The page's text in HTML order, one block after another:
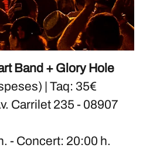
Band + Glory Hole
| Taq: 35€
Carrilet 235 - 08907
- Concert: 20:00 h.